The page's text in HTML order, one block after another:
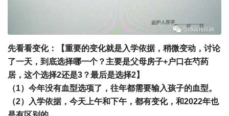
先看看变化： 【重要的变化就是入学依据，稍微变动，讨论
了一天，到底选择哪一个？主要是父母房子+户口在芍药
居，这个选择2还是3？最后是选择2】
（1）今年没有血型选项了，往年都需要输入孩子的血型。
（2）入学依据，今天上午和下午，都有变化，和2022年也